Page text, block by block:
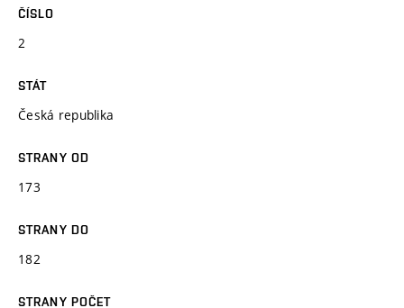
ČÍSLO
2
STÁT
Česká republika
STRANY OD
173
STRANY DO
182
STRANY POČET